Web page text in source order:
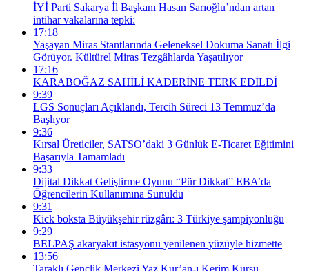
İYİ Parti Sakarya İl Başkanı Hasan Sarıoğlu’ndan artan
intihar vakalarına tepki:
17:18
Yaşayan Miras Stantlarında Geleneksel Dokuma Sanatı İlgi
Görüyor. Kültürel Miras Tezgâhlarda Yaşatılıyor
17:16
KARABOĞAZ SAHİLİ KADERİNE TERK EDİLDİ
9:39
LGS Sonuçları Açıklandı, Tercih Süreci 13 Temmuz’da
Başlıyor
9:36
Kırsal Üreticiler, SATSO’daki 3 Günlük E-Ticaret Eğitimini
Başarıyla Tamamladı
9:33
Dijital Dikkat Geliştirme Oyunu “Pür Dikkat” EBA’da
Öğrencilerin Kullanımına Sunuldu
9:31
Kick boksta Büyükşehir rüzgârı: 3 Türkiye şampiyonluğu
9:29
BELPAŞ akaryakıt istasyonu yenilenen yüzüyle hizmette
13:56
Taraklı Gençlik Merkezi Yaz Kur’an-ı Kerim Kursu